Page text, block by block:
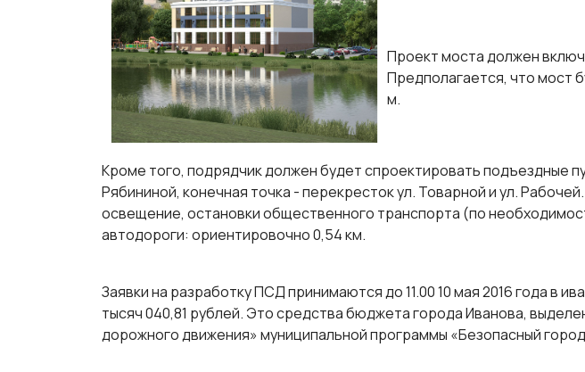
Проект моста должен
Предполагается, что мост
м.
Кроме того, подрядчик должен будет спроектировать подъездные
Рябининой, конечная точка - перекресток ул. Товарной и ул.
освещение, остановки общественного транспорта (по
автодороги: ориентировочно 0,54 км.
Заявки на разработку ПСД принимаются до 11.00 10 мая 2016 года в
тысяч 040,81 рублей. Это средства бюджета города Иванова,
дорожного движения» муниципальной программы «Безопасный